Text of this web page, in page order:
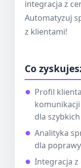
integracja z
Automatyzuj
z klientami!
Co
Profil
dla
Analityka
dla
Integracja